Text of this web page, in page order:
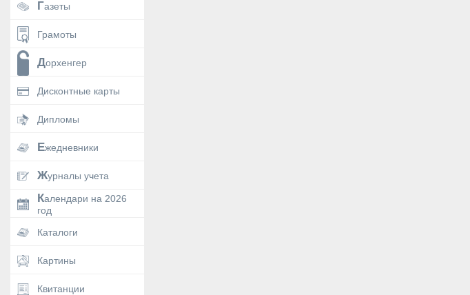
Газеты
Грамоты
Дорхенгер
Дисконтные карты
Дипломы
Ежедневники
Журналы учета
Календари на 2026
год
Каталоги
Картины
Квитанции